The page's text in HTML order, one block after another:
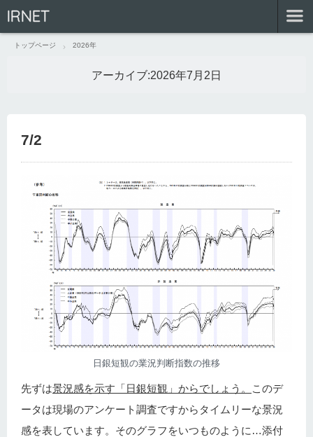
IRNET
トップページ 2026年
アーカイブ:2026年7月2日
7/2
日銀短観の業況判断指数の推移
先ずは景況感を示す「日銀短観」からでしょう。
このデ
ータは現場のアンケート調査ですからタイムリーな景況
感を表しています。そのグラフをいつものように…添付